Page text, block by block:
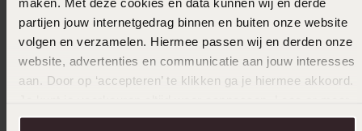
partijen jouw internetgedrag binnen en buiten onze website
volgen en verzamelen. Hiermee passen wij en derden onze
website, advertenties en communicatie aan jouw interesses
aan. Door op ‘accepteren’ te klikken ga je hiermee akkoord.
over in onscookiebeleid.